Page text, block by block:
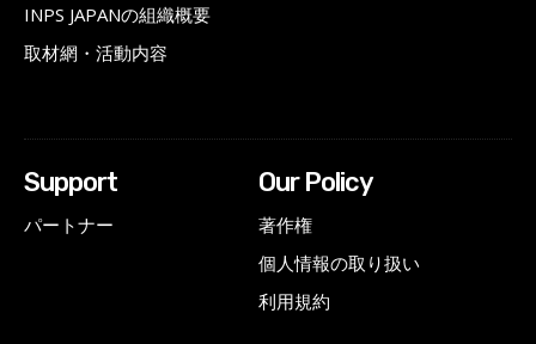
INPS JAPANの組織概要
取材網・活動内容
Support
パートナー
Our Policy
著作権
個人情報の取り扱い
利用規約